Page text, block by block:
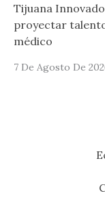
Tijuana
proyectar
médico
7 De Agosto De